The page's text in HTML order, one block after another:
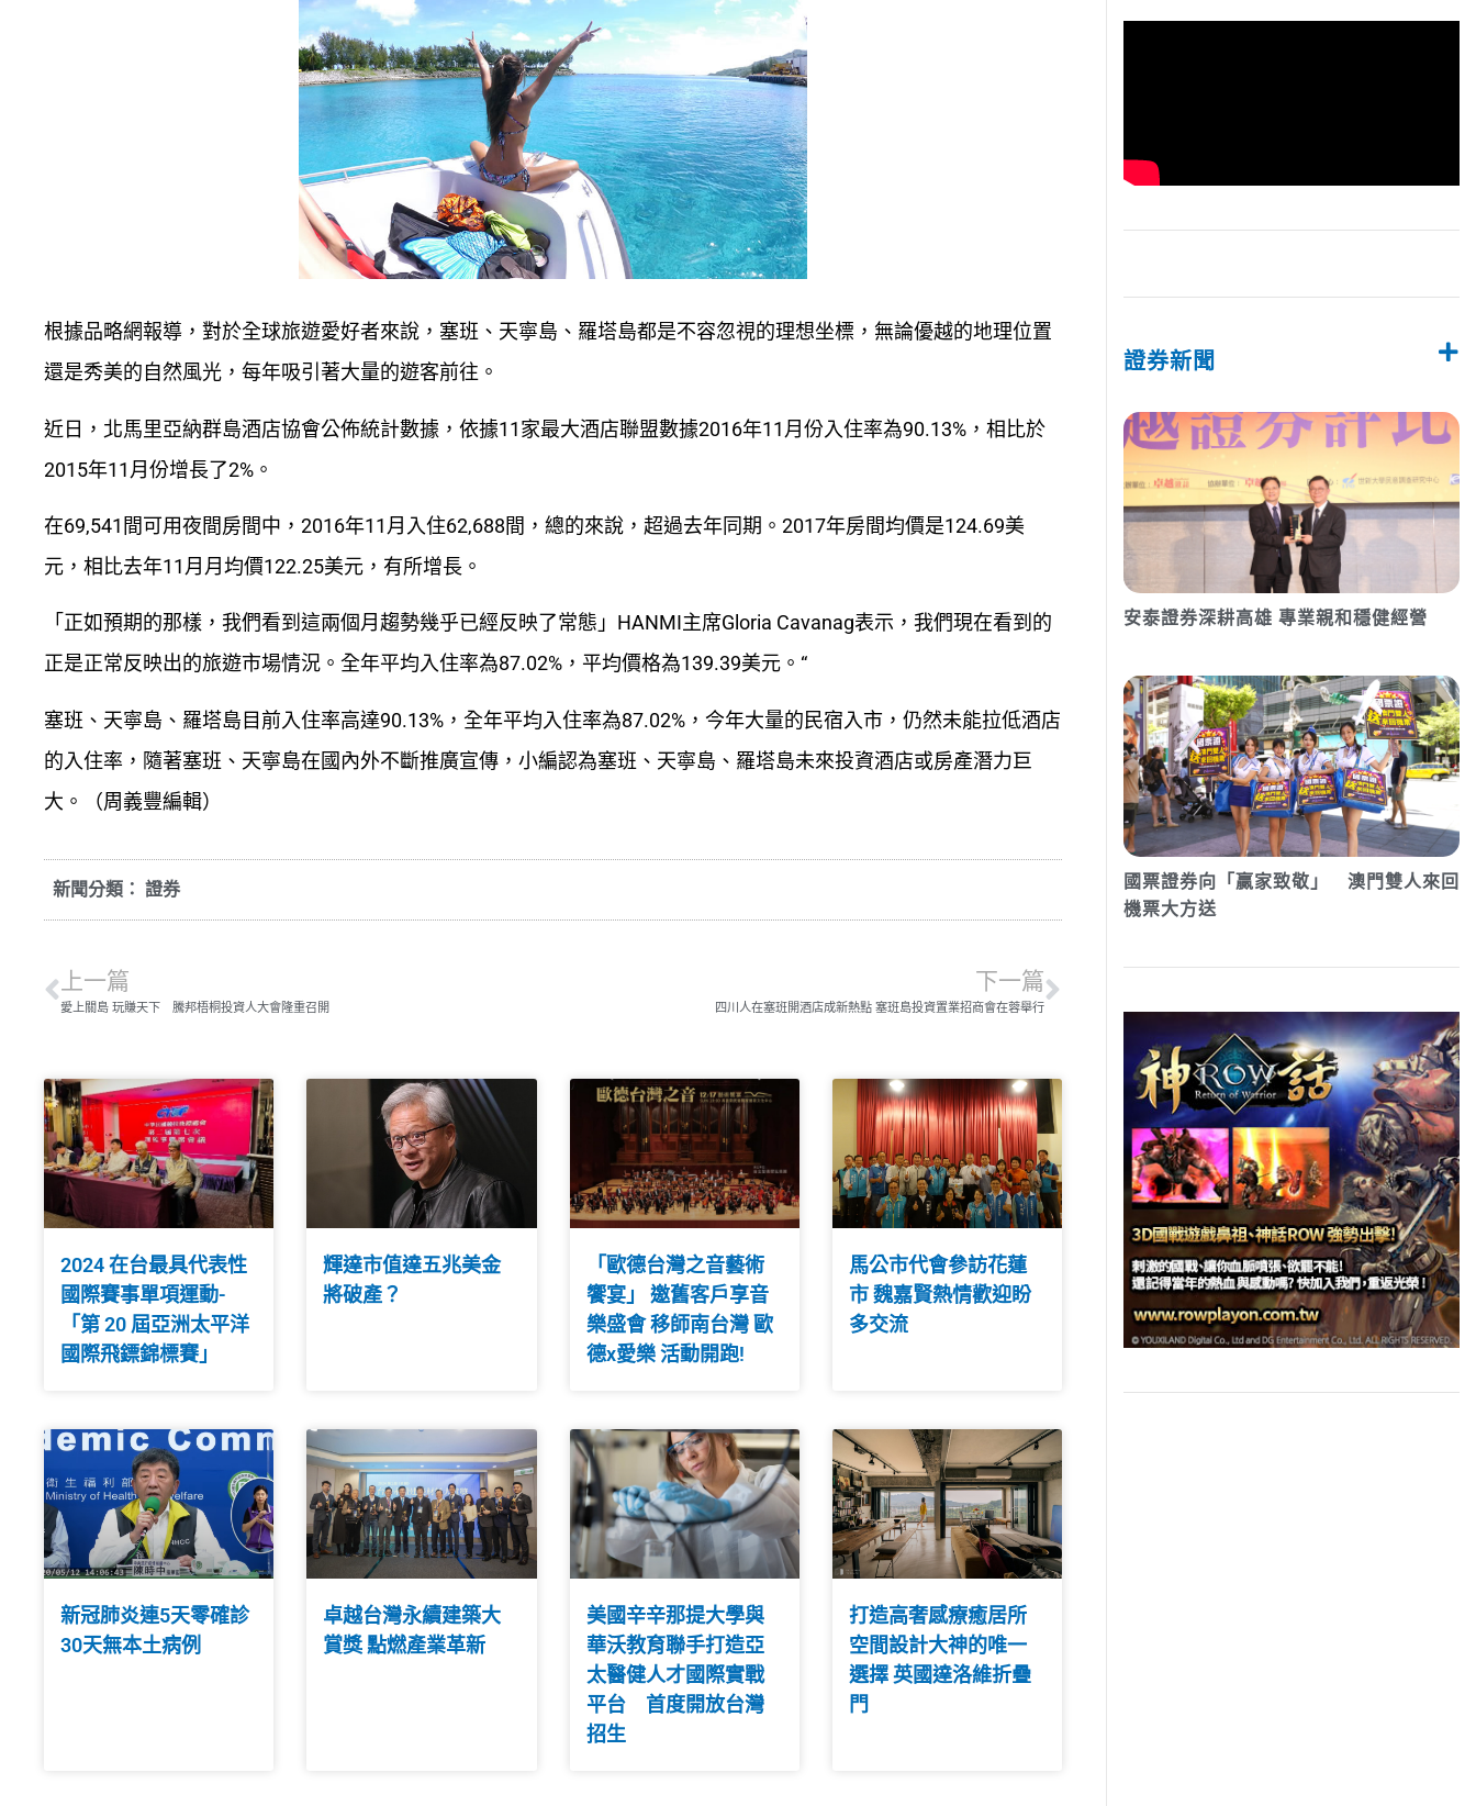
根據品略網報導，對於全球旅遊愛好者來說，塞班、天寧島、羅塔島都是不容忽視的理想坐標，無論優越的地理位置
還是秀美的自然風光，每年吸引著大量的遊客前往。
近日，北馬里亞納群島酒店協會公佈統計數據，依據11家最大酒店聯盟數據2016年11月份入住率為90.13%，相比於
2015年11月份增長了2%。
在69,541間可用夜間房間中，2016年11月入住62,688間，總的來說，超過去年同期。2017年房間均價是124.69美
元，相比去年11月月均價122.25美元，有所增長。
「正如預期的那樣，我們看到這兩個月趨勢幾乎已經反映了常態」HANMI主席Gloria Cavanag表示，我們現在看到的
正是正常反映出的旅遊市場情況。全年平均入住率為87.02%，平均價格為139.39美元。“
塞班、天寧島、羅塔島目前入住率高達90.13%，全年平均入住率為87.02%，今年大量的民宿入市，仍然未能拉低酒店
的入住率，隨著塞班、天寧島在國內外不斷推廣宣傳，小編認為塞班、天寧島、羅塔島未來投資酒店或房產潛力巨
大。（周義豐編輯）
新聞分類： 證券
上一篇
愛上關島 玩賺天下 騰邦梧桐投資人大會隆重召開
下一篇
四川人在塞班開酒店成新熱點 塞班島投資置業招商會在蓉舉行
2024 在台最具代表性
國際賽事單項運動-
「第 20 屆亞洲太平洋
國際飛鏢錦標賽」
輝達市值達五兆美金
將破產？
「歐德台灣之音藝術
饗宴」 邀舊客戶享音
樂盛會 移師南台灣 歐
德x愛樂 活動開跑!
馬公市代會參訪花蓮
市 魏嘉賢熱情歡迎盼
多交流
新冠肺炎連5天零確診
30天無本土病例
卓越台灣永續建築大
賞獎 點燃產業革新
美國辛辛那提大學與
華沃教育聯手打造亞
太醫健人才國際實戰
平台 首度開放台灣
招生
打造高奢感療癒居所
空間設計大神的唯一
選擇 英國達洛維折疊
門
證券新聞
安泰證券深耕高雄 專業親和穩健經營
國票證券向「贏家致敬」 澳門雙人來回
機票大方送